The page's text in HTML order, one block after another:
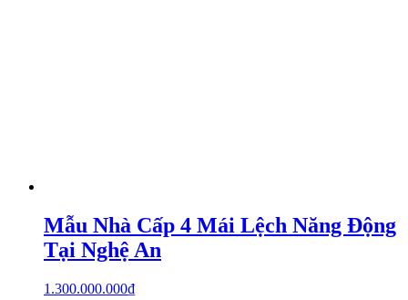
Mẫu Nhà Cấp 4 Mái Lệch Năng Động
Tại Nghệ An
1.300.000.000₫